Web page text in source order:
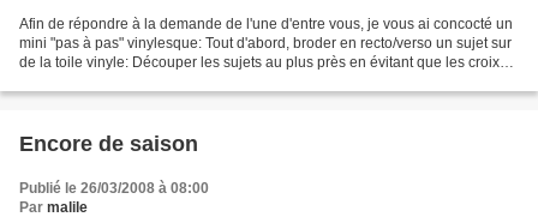
Afin de répondre à la demande de l'une d'entre vous, je vous ai concocté un
mini "pas à pas" vinylesque: Tout d'abord, broder en recto/verso un sujet sur
de la toile vinyle: Découper les sujets au plus près en évitant que les croix
Encore de saison
Publié le 26/03/2008 à 08:00
Par malile